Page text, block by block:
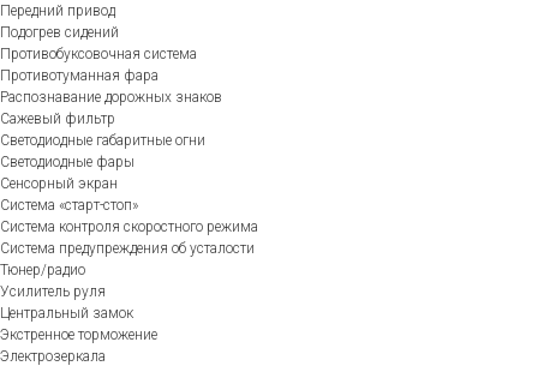
Передний привод
Подогрев сидений
Противобуксовочная система
Противотуманная фара
Распознавание дорожных знаков
Сажевый фильтр
Светодиодные габаритные огни
Светодиодные фары
Сенсорный экран
Система «старт-стоп»
Система контроля скоростного режима
Система предупреждения об усталости
Тюнер/радио
Усилитель руля
Центральный замок
Экстренное торможение
Электрозеркала